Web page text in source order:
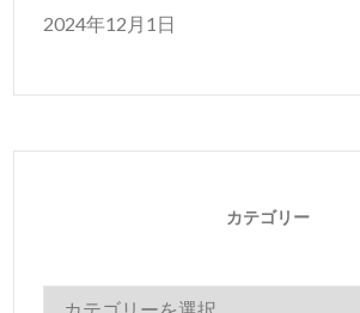
2024年12月1日
カテゴリー